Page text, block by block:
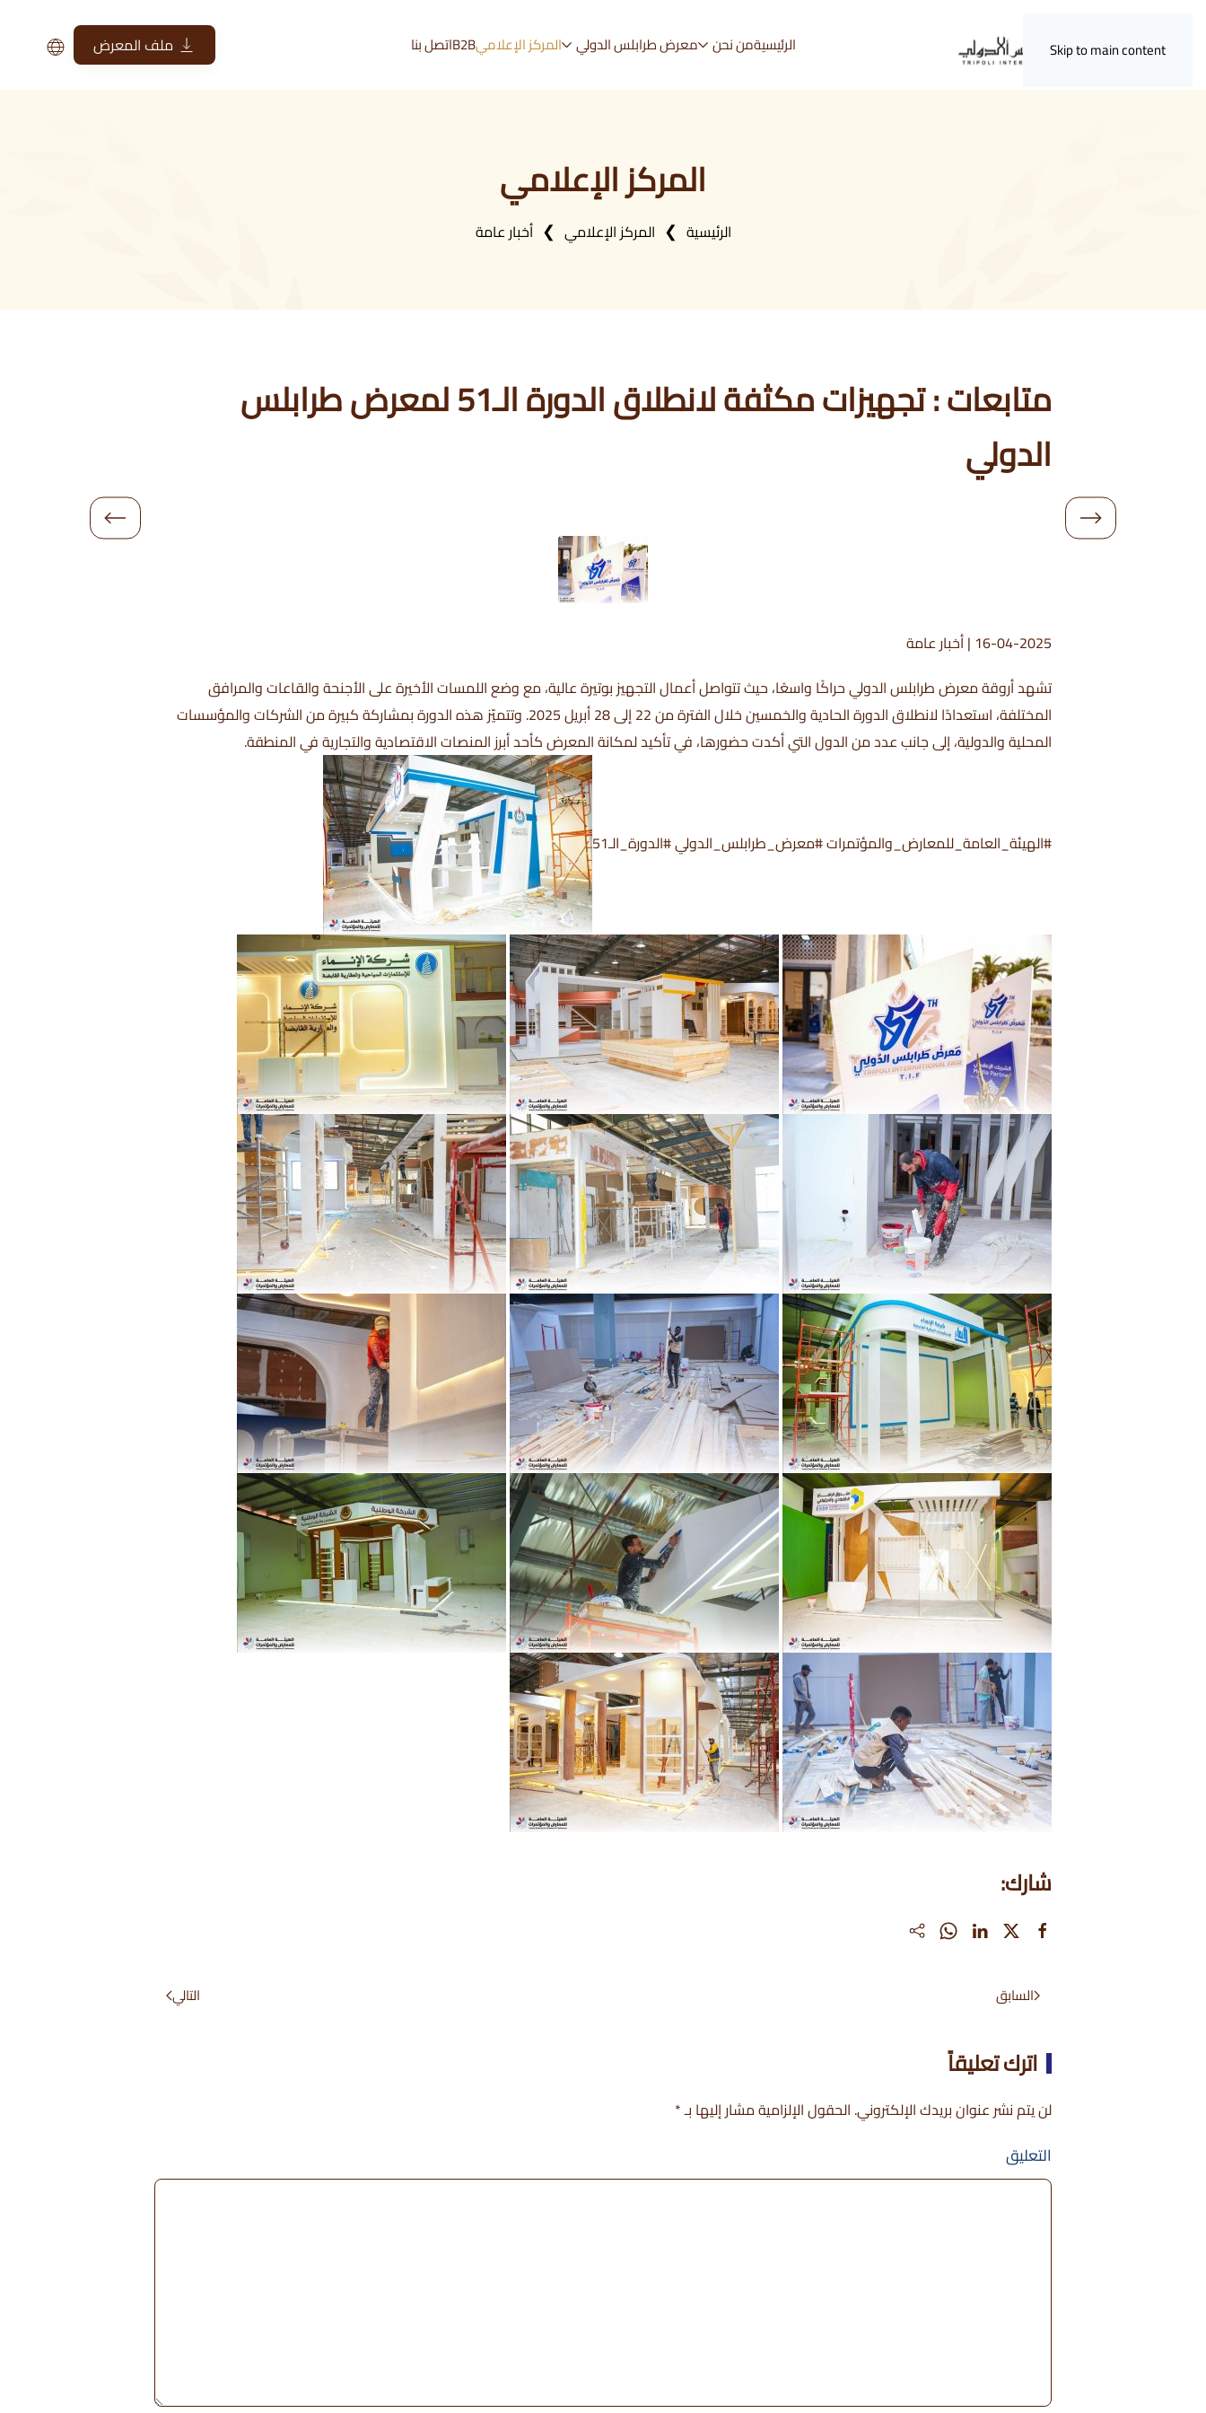
Skip to main content الرئيسيةمن نحن معرض طرابلس الدولي المركز الإعلاميB2Bاتصل بنا ملف المعرض
المركز الإعلامي
الرئيسية المركز الإعلامي أخبار عامة
متابعات : تجهيزات مكثفة لانطلاق الدورة الـ51 لمعرض طرابلس
الدولي
16-04-2025
|أخبار عامة
تشهد أروقة معرض طرابلس الدولي حراكًا واسعًا، حيث تتواصل أعمال التجهيز بوتيرة عالية، مع وضع اللمسات الأخيرة على الأجنحة والقاعات والمرافق
المختلفة، استعدادًا لانطلاق الدورة الحادية والخمسين خلال الفترة من 22 إلى 28 أبريل 2025. وتتميّز هذه الدورة بمشاركة كبيرة من الشركات والمؤسسات
المحلية والدولية، إلى جانب عدد من الدول التي أكدت حضورها، في تأكيد لمكانة المعرض كأحد أبرز المنصات الاقتصادية والتجارية في المنطقة.
#الهيئة_العامة_للمعارض_والمؤتمرات #معرض_طرابلس_الدولي #الدورة_الـ51
شارك:
السابق التالي
اترك تعليقاً
لن يتم نشر عنوان بريدك الإلكتروني. الحقول الإلزامية مشار إليها بـ*
التعليق